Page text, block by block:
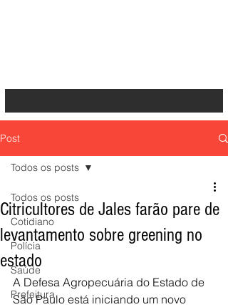
Post
Todos os posts
Cotidiano
Polícia
Saúde
Prefeitura
Todos os posts
Citricultores de Jales farão pare de
levantamento sobre greening no
estado
A Defesa Agropecuária do Estado de
São Paulo está iniciando um novo